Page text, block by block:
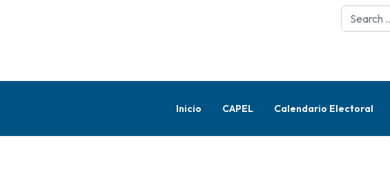
Search
Inicio CAPEL Calendario Electoral